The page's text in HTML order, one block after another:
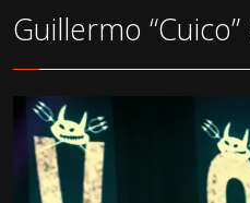
Guillermo